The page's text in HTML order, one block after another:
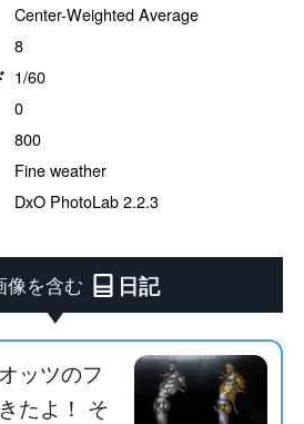
Center-Weighted Average
8
1/60
0
800
Fine weather
DxO PhotoLab 2.2.3
像を含む 日記
ッツのフ
たよ！ そ